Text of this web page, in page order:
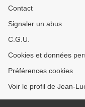
Contact
Signaler un abus
C.G.U.
Cookies et données
Préférences cookies
Voir le profil de Jean-